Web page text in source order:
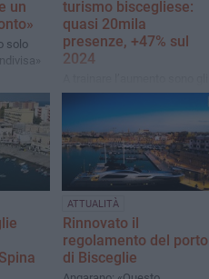
un
solo
turismo biscegliese:
quasi 20mila
presenze, +47% sul
2024
stranieri che segnano una
crescita del 60,4%
ATTUALITÀ
Rinnovato il
regolamento del porto
di Bisceglie